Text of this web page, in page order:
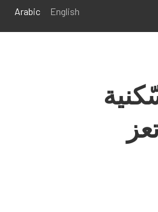
English
Arabic